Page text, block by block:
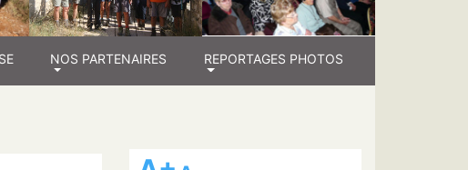
NOS PARTENAIRES REPORTAGES PHOTOS